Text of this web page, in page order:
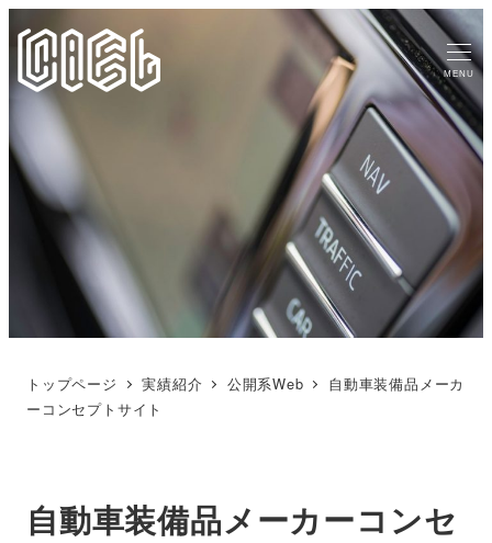
MENU
トップページ 実績紹介 公開系Web
自動車装備品メーカ
ーコンセプトサイト
自動車装備品メーカーコンセ